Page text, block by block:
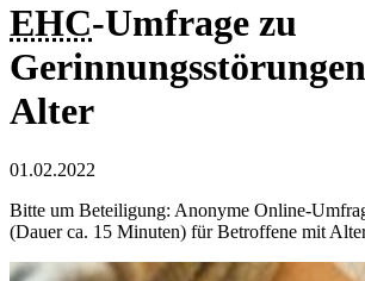
EHC-Umfrage zu
Alter
01.02.2022
Bitte um Beteiligung: Anonyme Online-
(Dauer ca. 15 Minuten) für Betroffene mit